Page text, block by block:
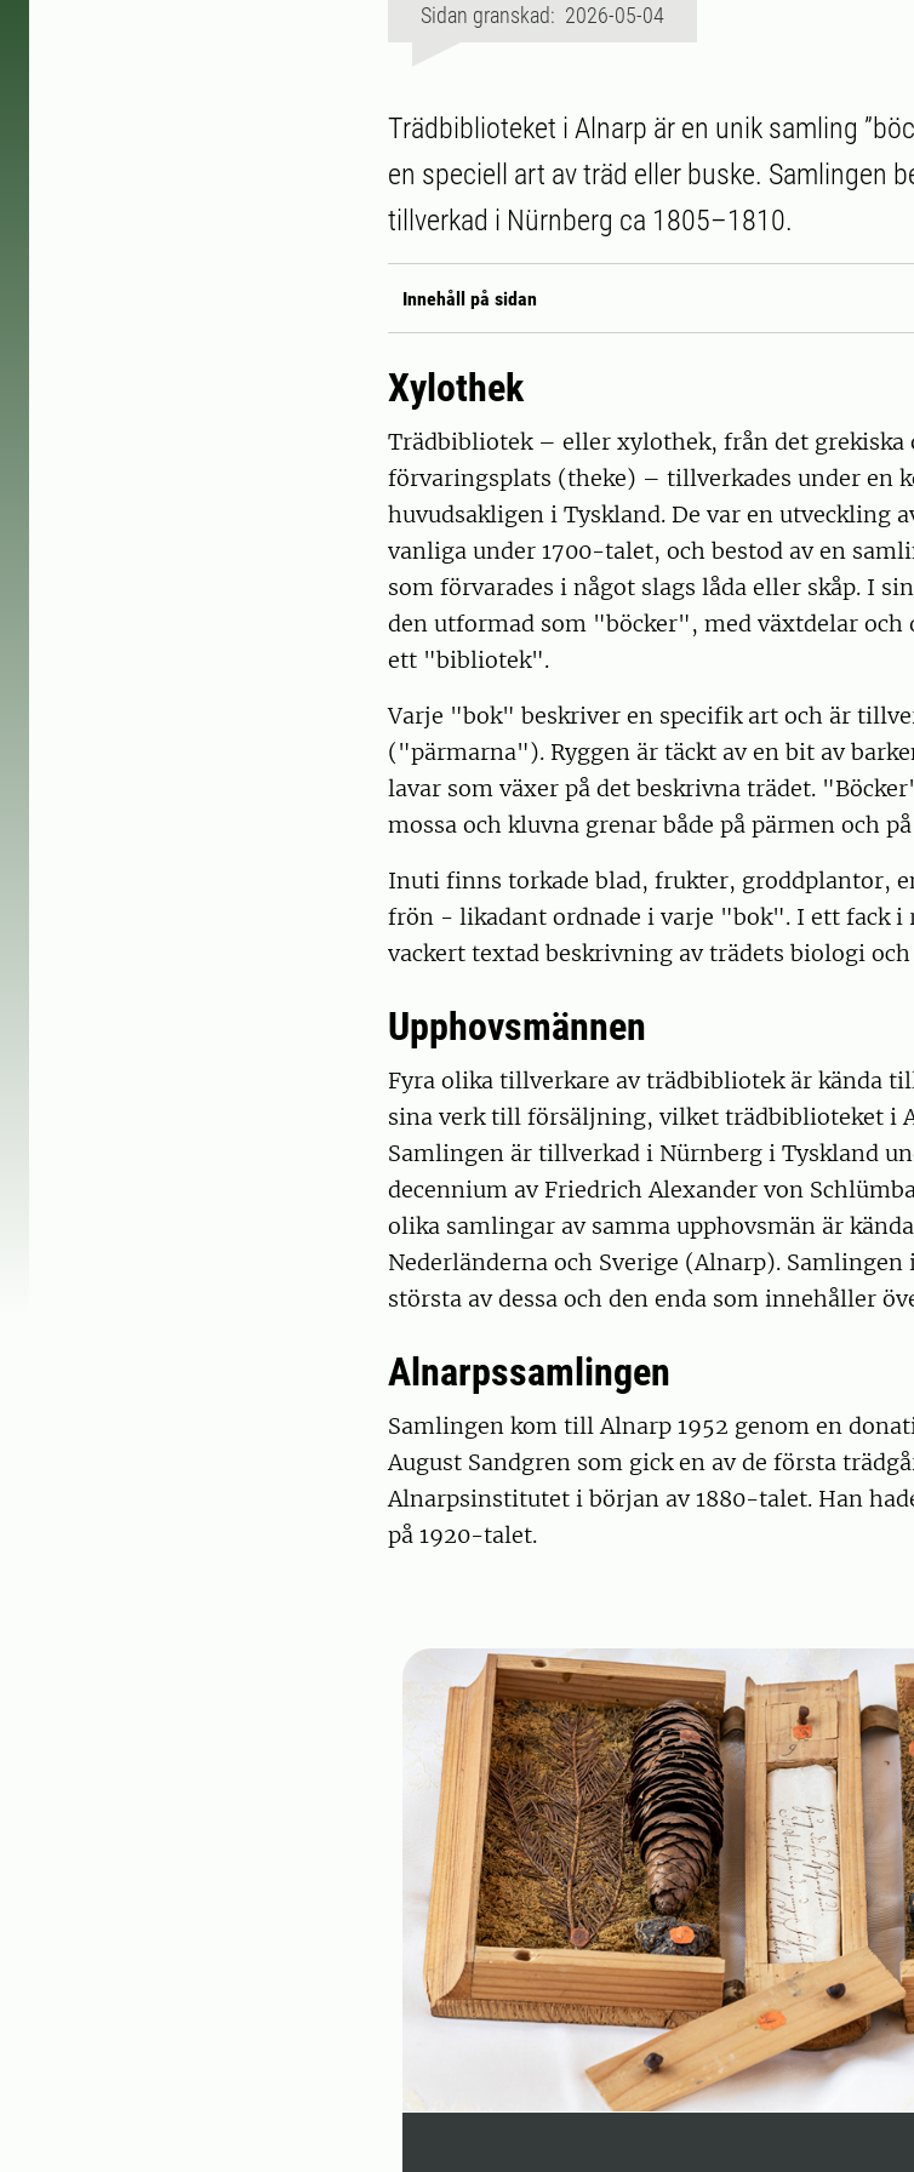
Sidan granskad: 2026-05-04
Trädbiblioteket i Alnarp är en unik samling
en speciell art av träd eller buske. Samlingen
tillverkad i Nürnberg ca 1805–1810.
Innehåll på sidan
Xylothek
Trädbibliotek – eller xylothek, från det
förvaringsplats (theke) – tillverkades under en
huvudsakligen i Tyskland. De var en utveckling
vanliga under 1700-talet, och bestod av en
som förvarades i något slags låda eller skåp. I
den utformad som "böcker", med växtdelar
ett "bibliotek".
Varje "bok" beskriver en specifik art och är
("pärmarna"). Ryggen är täckt av en bit av
lavar som växer på det beskrivna trädet.
mossa och kluvna grenar både på pärmen och
Inuti finns torkade blad, frukter, groddplantor,
frön - likadant ordnade i varje "bok". I ett fack i
vackert textad beskrivning av trädets biologi
Upphovsmännen
Fyra olika tillverkare av trädbibliotek är kända
sina verk till försäljning, vilket trädbiblioteket i
Samlingen är tillverkad i Nürnberg i Tyskland
decennium av Friedrich Alexander von
olika samlingar av samma upphovsmän är
Nederländerna och Sverige (Alnarp).
största av dessa och den enda som innehåller
Alnarpssamlingen
Samlingen kom till Alnarp 1952 genom en
August Sandgren som gick en av de första
Alnarpsinstitutet i början av 1880-talet. Han
på 1920-talet.